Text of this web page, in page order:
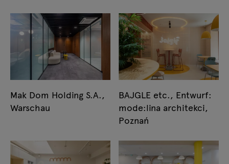
Mak Dom Holding S.A.,
Warschau
BAJGLE etc., Entwurf:
mode:lina architekci,
Poznań